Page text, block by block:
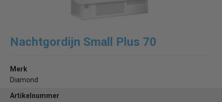
Nachtgordijn Small Plus 70
Merk
Diamond
Artikelnummer